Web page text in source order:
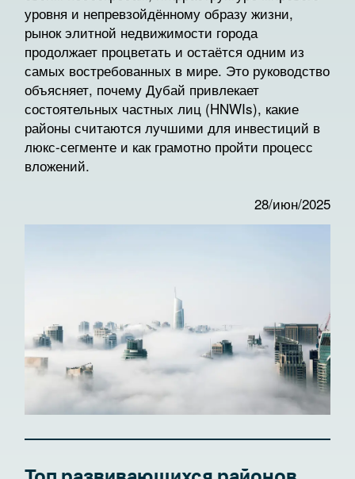
уровня и непревзойдённому образу жизни,
рынок элитной недвижимости города
продолжает процветать и остаётся одним из
самых востребованных в мире. Это руководство
объясняет, почему Дубай привлекает
состоятельных частных лиц (HNWIs), какие
районы считаются лучшими для инвестиций в
люкс-сегменте и как грамотно пройти процесс
вложений.
28/июн/2025